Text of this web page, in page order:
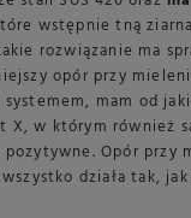
wstępnie tną
rozwiązanie ma
opór przy
mam od
X, w którym również
pozytywne. Opór przy
działa tak, jak